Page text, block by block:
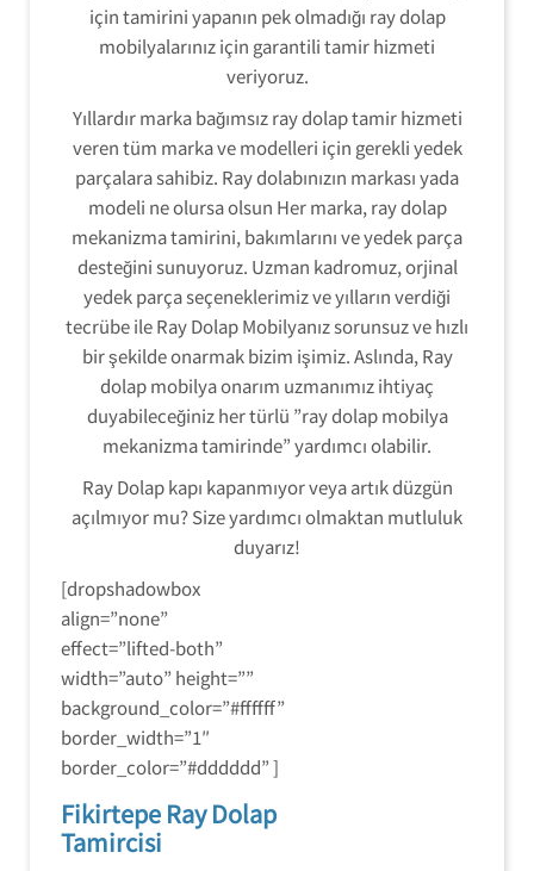
için tamirini yapanın pek olmadığı ray dolap
mobilyalarınız için garantili tamir hizmeti
veriyoruz.
Yıllardır marka bağımsız ray dolap tamir hizmeti
veren tüm marka ve modelleri için gerekli yedek
parçalara sahibiz. Ray dolabınızın markası yada
modeli ne olursa olsun Her marka, ray dolap
mekanizma tamirini, bakımlarını ve yedek parça
desteğini sunuyoruz. Uzman kadromuz, orjinal
yedek parça seçeneklerimiz ve yılların verdiği
tecrübe ile Ray Dolap Mobilyanız sorunsuz ve hızlı
bir şekilde onarmak bizim işimiz. Aslında, Ray
dolap mobilya onarım uzmanımız ihtiyaç
duyabileceğiniz her türlü ”ray dolap mobilya
mekanizma tamirinde” yardımcı olabilir.
Ray Dolap kapı kapanmıyor veya artık düzgün
açılmıyor mu? Size yardımcı olmaktan mutluluk
duyarız!
[dropshadowbox
align=”none”
effect=”lifted-both”
width=”auto” height=””
background_color=”#ffffff”
border_width=”1″
border_color=”#dddddd” ]
Fikirtepe Ray Dolap
Tamircisi